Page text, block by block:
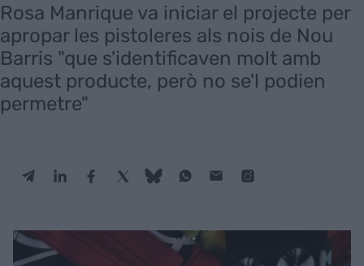
Rosa Manrique va iniciar el projecte per
apropar les pistoleres als nois de Nou
Barris "que s'identificaven molt amb
aquest producte, però no se'l podien
permetre"